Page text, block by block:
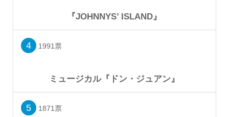
『JOHNNYS’ ISLAND』
4 1991票
ミュージカル『ドン・ジュアン』
5 1871票